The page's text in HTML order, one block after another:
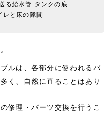
る給水管 タンクの底
レと床の隙間
ルは、各部分に使われるパ
く、自然に直ることはあり
修理・パーツ交換を行うこ